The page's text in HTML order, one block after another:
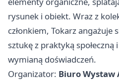
rysunek i obiekt. Wraz z
członkiem, Tokarz angażuje
sztukę z praktyką
wymianą doświadczeń.
Organizator: Biuro Wystaw